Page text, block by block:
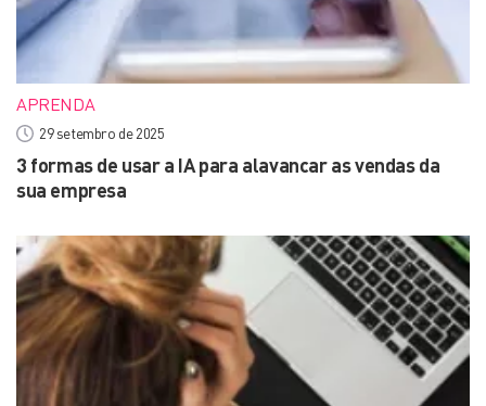
APRENDA
29 setembro de 2025
3 formas de usar a IA para alavancar as vendas da
sua empresa